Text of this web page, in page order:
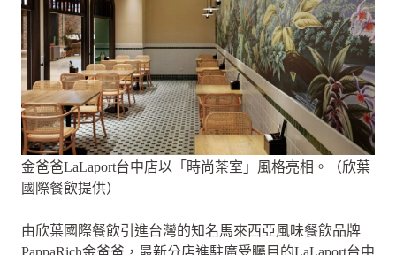
金爸爸LaLaport台中店以「時尚茶室」風格亮相。（欣葉
國際餐飲提供）
由欣葉國際餐飲引進台灣的知名馬來西亞風味餐飲品牌